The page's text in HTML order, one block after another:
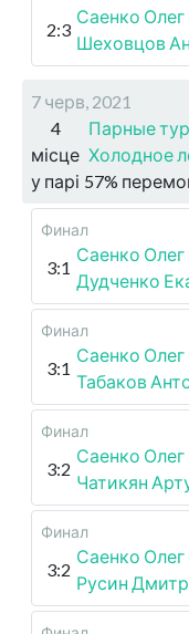
2:3
Саенко
Шеховцов
7 черв, 2021
4
місце
Парные
Холодное
у парі 57%
Финал
3:1
Саенко
Дудченко
Финал
3:1
Саенко
Табаков
Финал
3:2
Саенко
Чатикян
Финал
3:2
Саенко
Русин